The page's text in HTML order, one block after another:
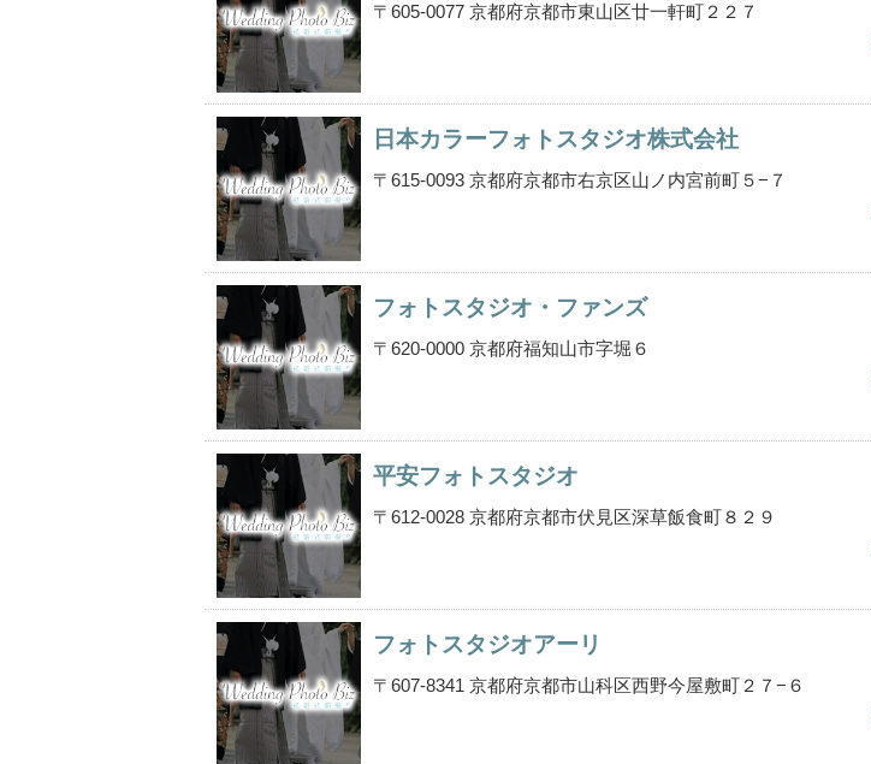
〒605-0077 京都府京都市東山区廿一軒町２２７
日本カラーフォトスタジオ株式会社
〒615-0093 京都府京都市右京区山ノ内宮前町５−７
フォトスタジオ・ファンズ
〒620-0000 京都府福知山市字堀６
平安フォトスタジオ
〒612-0028 京都府京都市伏見区深草飯食町８２９
フォトスタジオアーリ
〒607-8341 京都府京都市山科区西野今屋敷町２７−６